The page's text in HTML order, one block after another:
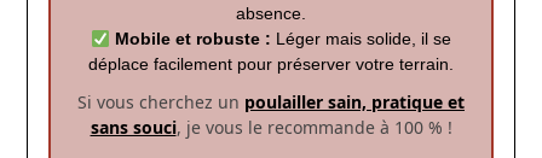
absence.
Mobile et robuste : Léger mais solide, il se
déplace facilement pour préserver votre terrain.
Si vous cherchez un poulailler sain, pratique et
sans souci, je vous le recommande à 100 % !